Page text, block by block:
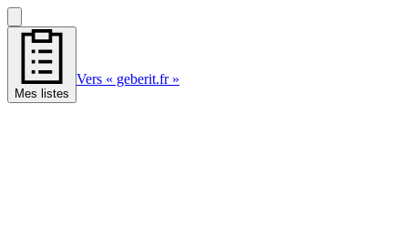
Mes listes
Vers « geberit.fr »